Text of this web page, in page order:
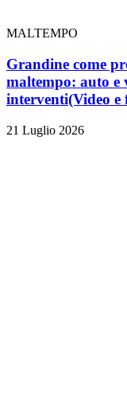
MALTEMPO
Grandine come
maltempo: auto e
interventi(Video e
21 Luglio 2026